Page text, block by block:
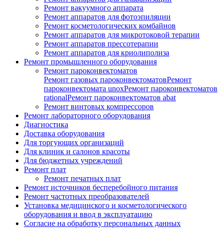
Ремонт вакуумного аппарата
Ремонт аппаратов для фотоэпиляции
Ремонт косметологических комбайнов
Ремонт аппаратов для микротоковой терапии
Ремонт аппаратов прессотерапии
Ремонт аппаратов для криолиполиза
Ремонт промышленного оборудования
Ремонт пароконвектоматов
Ремонт газовых пароконвектоматовРемонт
пароконвектомата unoxРемонт пароконвектоматов
rationalРемонт пароконвектоматов abat
Ремонт винтовых компрессоров
Ремонт лабораторного оборудования
Диагностика
Доставка оборудования
Для торгующих организаций
Для клиник и салонов красоты
Для бюджетных учреждений
Ремонт плат
Ремонт печатных плат
Ремонт источников бесперебойного питания
Ремонт частотных преобразователей
Установка медицинского и косметологического
оборудования и ввод в эксплуатацию
Согласие на обработку персональных данных